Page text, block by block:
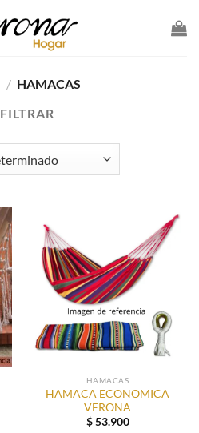
/ HAMACAS
FILTRAR
HAMACAS
HAMACA ECONOMICA
VERONA
$53.900